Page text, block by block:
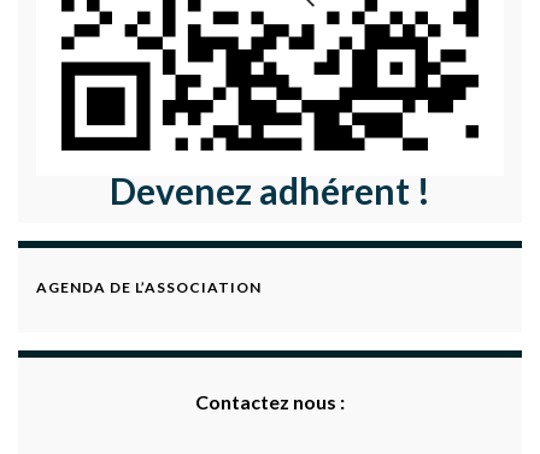
Devenez adhérent !
AGENDA DE L’ASSOCIATION
Contactez nous :